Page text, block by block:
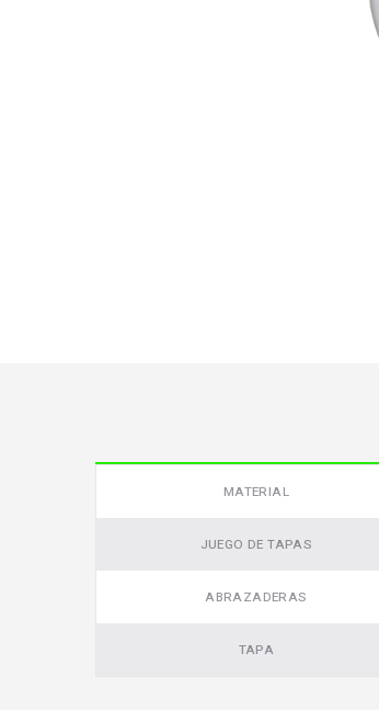
MATERIAL
JUEGO DE TAPAS
ABRAZADERAS
TAPA